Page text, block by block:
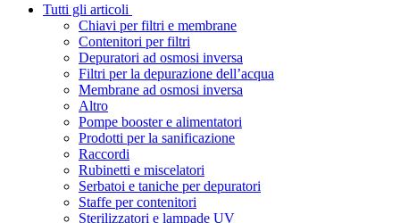
Tutti gli articoli
Chiavi per filtri e membrane
Contenitori per filtri
Depuratori ad osmosi inversa
Filtri per la depurazione dell’acqua
Membrane ad osmosi inversa
Altro
Pompe booster e alimentatori
Prodotti per la sanificazione
Raccordi
Rubinetti e miscelatori
Serbatoi e taniche per depuratori
Staffe per contenitori
Sterilizzatori e lampade UV